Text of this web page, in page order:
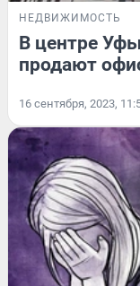
НЕДВИЖИМОСТЬ
В центре
продают
16 сентября, 2023,